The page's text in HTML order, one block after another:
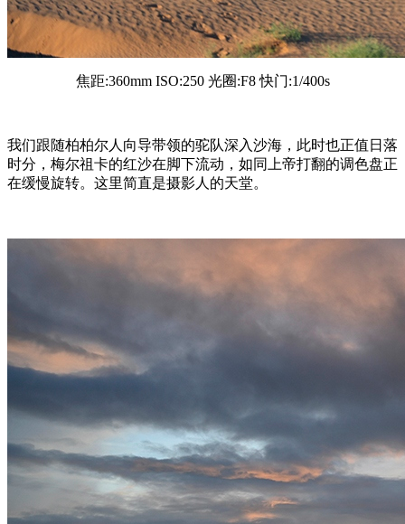
焦距:360mm ISO:250 光圈:F8 快门:1/400s
我们跟随柏柏尔人向导带领的驼队深入沙海，此时也正值日落
时分，梅尔祖卡的红沙在脚下流动，如同上帝打翻的调色盘正
在缓慢旋转。这里简直是摄影人的天堂。